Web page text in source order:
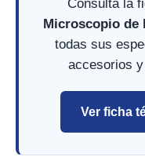
Consulta la
Microscopio de
todas sus
accesorios
Ver ficha